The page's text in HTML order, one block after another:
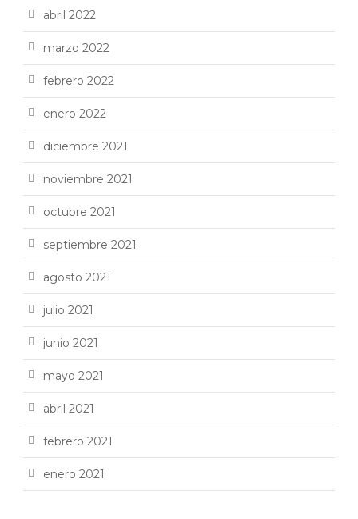
abril 2022
marzo 2022
febrero 2022
enero 2022
diciembre 2021
noviembre 2021
octubre 2021
septiembre 2021
agosto 2021
julio 2021
junio 2021
mayo 2021
abril 2021
febrero 2021
enero 2021